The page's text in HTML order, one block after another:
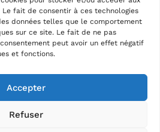
fait de consentir à ces technologies
données telles que le comportement
sur ce site. Le fait de ne pas
peut avoir un effet négatif
et fonctions.
Accepter
Refuser